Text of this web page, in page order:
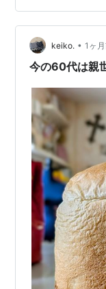
比べると 手伝う
え 夫は『除草剤
いてビックリ！
ず、 「そんなに
keiko. • 1ヶ
今の60代は親